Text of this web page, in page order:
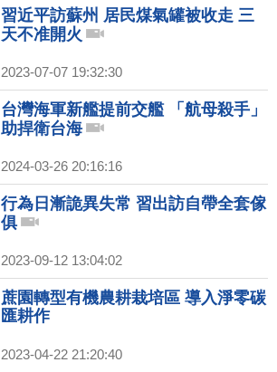
習近平訪蘇州 居民煤氣罐被收走 三
天不准開火
2023-07-07 19:32:30
台灣海軍新艦提前交艦 「航母殺手」
助捍衛台海
2024-03-26 20:16:16
行為日漸詭異失常 習出訪自帶全套傢
俱
2023-09-12 13:04:02
蔗園轉型有機農耕栽培區 導入淨零碳
匯耕作
2023-04-22 21:20:40